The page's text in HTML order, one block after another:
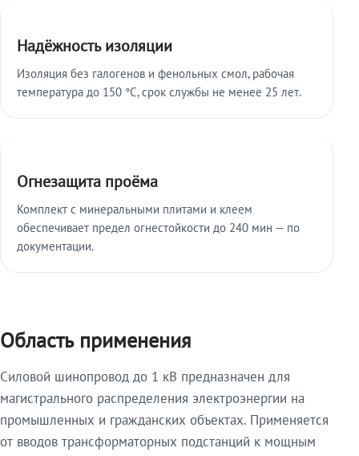
Надёжность изоляции
Изоляция без галогенов и фенольных смол, рабочая
температура до 150 °C, срок службы не менее 25 лет.
Огнезащита проёма
Комплект с минеральными плитами и клеем
обеспечивает предел огнестойкости до 240 мин — по
документации.
Область применения
Силовой шинопровод до 1 кВ предназначен для
магистрального распределения электроэнергии на
промышленных и гражданских объектах. Применяется
от вводов трансформаторных подстанций к мощным